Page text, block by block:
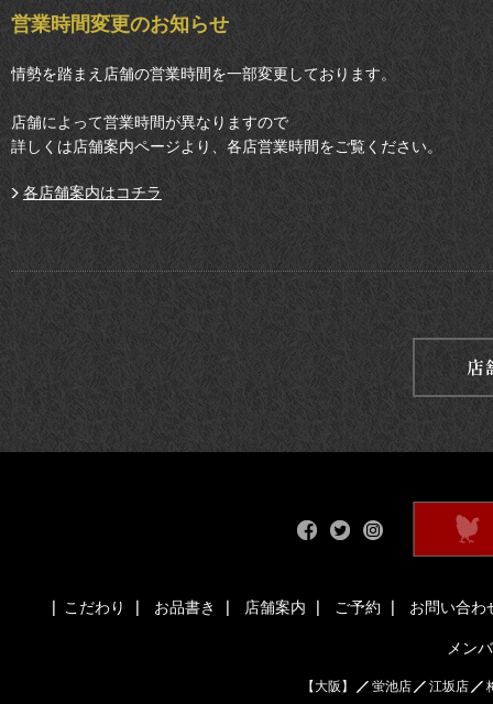
営業時間変更のお知らせ
情勢を踏まえ店舗の営業時間を一部変更しております。
店舗によって営業時間が異なりますので
詳しくは店舗案内ページより、各店営業時間をご覧ください。
各店舗案内はコチラ
こだわり お品書き 店舗案内 ご予約 お問い合わ
メン
【大阪】 蛍池店 江坂店